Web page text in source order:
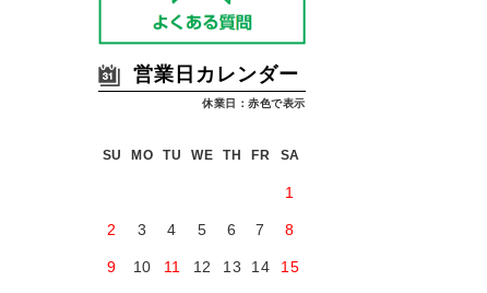
営業日カレンダー
休業日：赤色で表示
SU MO TU WE TH FR SA
1
2 3 4 5 6 7 8
9 10 11 12 13 14 15